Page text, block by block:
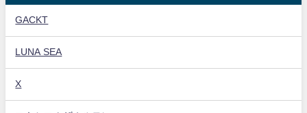
GACKT
LUNA SEA
X